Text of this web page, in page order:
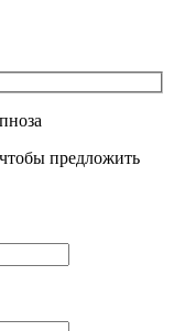
предложить